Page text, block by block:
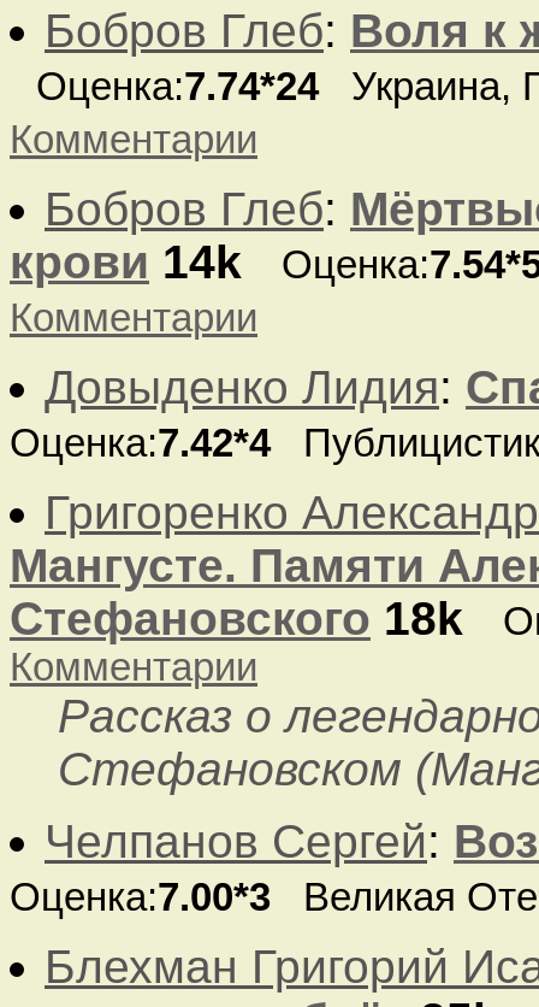
Бобров Глеб: Воля к
Оценка:7.74*24Украина,
Комментарии
Бобров Глеб:
крови 14k Оценка:
Комментарии
Довыденко Лидия:
Оценка:7.42*4
Григоренко
Мангусте. Памяти
Стефановского 18k
Комментарии
Рассказ о
Стефановском
Челпанов Сергей:
Оценка:7.00*3 Великая
Блехман Григорий